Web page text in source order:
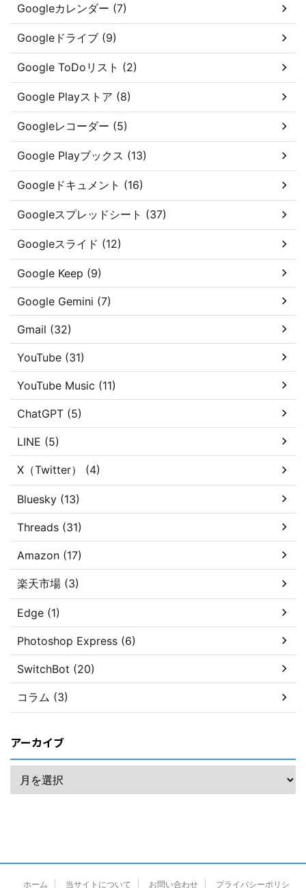
Googleカレンダー (7)
Googleドライブ (9)
Google ToDoリスト (2)
Google Playストア (8)
Googleレコーダー (5)
Google Playブックス (13)
Googleドキュメント (16)
Googleスプレッドシート (37)
Googleスライド (12)
Google Keep (9)
Google Gemini (7)
Gmail (32)
YouTube (31)
YouTube Music (11)
ChatGPT (5)
LINE (5)
X（Twitter） (4)
Bluesky (13)
Threads (31)
Amazon (17)
楽天市場 (3)
Edge (1)
Photoshop Express (6)
SwitchBot (20)
コラム (3)
アーカイブ
ホーム 当サイトについて お問い合わせ プライバシーポリシ